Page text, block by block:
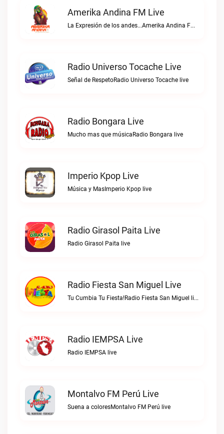
Amerika Andina FM Live
La Expresión de los andes...Amerika Andina FM live
Radio Universo Tocache Live
Señal de RespetoRadio Universo Tocache live
Radio Bongara Live
Mucho mas que músicaRadio Bongara live
Imperio Kpop Live
Música y MasImperio Kpop live
Radio Girasol Paita Live
Radio Girasol Paita live
Radio Fiesta San Miguel Live
Tu Cumbia Tu Fiesta!Radio Fiesta San Miguel live
Radio IEMPSA Live
Radio IEMPSA live
Montalvo FM Perú Live
Suena a coloresMontalvo FM Perú live